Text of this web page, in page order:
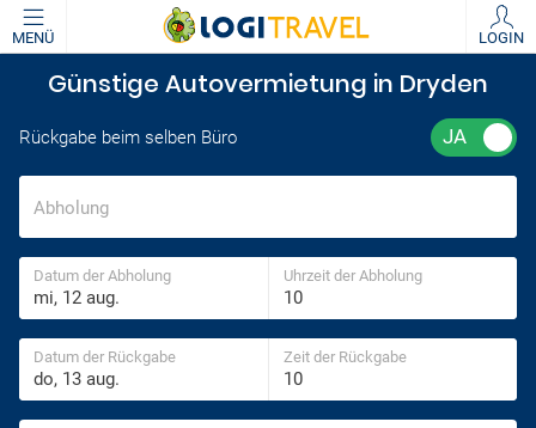
MENÜ LOGIN
Günstige Autovermietung in Dryden
Rückgabe beim selben Büro
Abholung
Datum der Abholung Uhrzeit der Abholung
Datum der Rückgabe Zeit der Rückgabe